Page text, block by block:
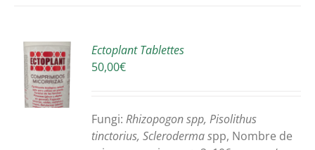
Ectoplant Tablettes
50,00€
Fungi:Rhizopogon spp, Pisolithus
tinctorius, Scleroderma spp, Nombre de